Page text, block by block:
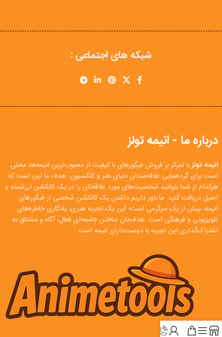
شبکه های اجتماعی :
درباره ما - انیمه تولز
انیمه تولزبا تمرکز بر فروش فیگورهای با کیفیت از محبوب‌ترین انیمه‌ها، محلی
است برای گردهمایی علاقه‌مندان دنیای هنر و کلکسیون. هدف ما این است که
هرکدام از شما بتوانید شخصیت‌های مورد علاقه‌تان را در یک کالکشن ارزشمند و
اصیل دریافت کنید. ما باور داریم داشتن یک کالکشن شخصی از فیگورهای
انیمه، بیش از یک سرگرمی است؛ این یک تجربه هنری، یادگاری خاطره‌های
تلویزیونی و فرهنگی است. هدف‌مان ساختن جامعه‌ای فعال، آگاه و مشتاق به
اشتراک‌گذاری این تجربه با دوست‌داران انیمه است.